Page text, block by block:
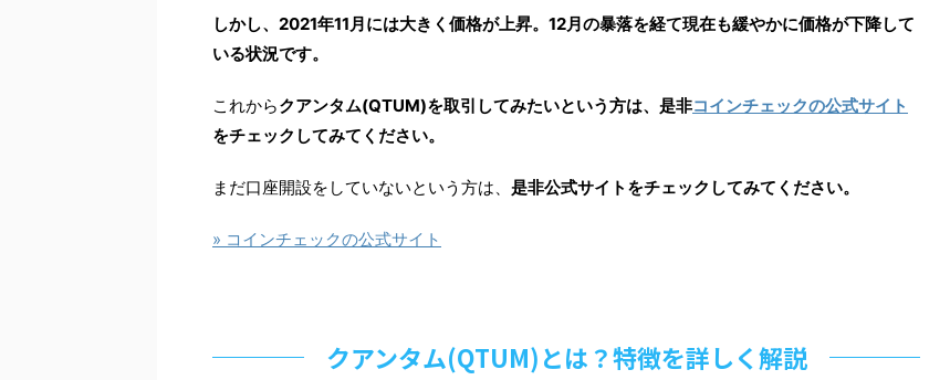
しかし、2021年11月には大きく価格が上昇。12月の暴落を経て現在も緩やかに価格が下降して
いる状況です。
これからクアンタム(QTUM)を取引してみたいという方は、是非コインチェックの公式サイト
をチェックしてみてください。
まだ口座開設をしていないという方は、 是非公式サイトをチェックしてみてください。
» コインチェックの公式サイト
クアンタム(QTUM)とは？特徴を詳しく解説